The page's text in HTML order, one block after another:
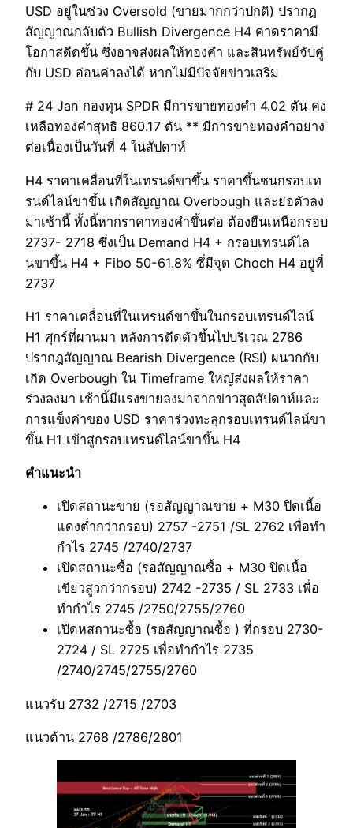
USD อยู่ในช่วง Oversold (ขายมากกว่าปกติ) ปรากฏ
สัญญาณกลับตัว Bullish Divergence H4 คาดราคามี
โอกาสดีดขึ้น ซึ่งอาจส่งผลให้ทองคำ และสินทรัพย์จับคู่
กับ USD อ่อนค่าลงได้ หากไม่มีปัจจัยข่าวเสริม
# 24 Jan กองทุน SPDR มีการขายทองคำ 4.02 ตัน คง
เหลือทองคำสุทธิ 860.17 ตัน ** มีการขายทองคำอย่าง
ต่อเนื่องเป็นวันที่ 4 ในสัปดาห์
H4 ราคาเคลื่อนที่ในเทรนด์ขาขึ้น ราคาขึ้นชนกรอบเท
รนด์ไลน์ขาขึ้น เกิดสัญญาณ Overbough และย่อตัวลง
มาเช้านี้ ทั้งนี้หากราคาทองคำขึ้นต่อ ต้องยืนเหนือกรอบ
2737- 2718 ซึ่งเป็น Demand H4 + กรอบเทรนด์ไล
นขาขึ้น H4 + Fibo 50-61.8% ซึ่มีจุด Choch H4 อยู่ที่
2737
H1 ราคาเคลื่อนที่ในเทรนด์ขาขึ้นในกรอบเทรนด์ไลน์
H1 ศุกร์ที่ผานมา หลังการดีดตัวขึ้นไปบริเวณ 2786
ปรากฎสัญญาณ Bearish Divergence (RSI) ผนวกกับ
เกิด Overbough ใน Timeframe ใหญ๋ส่งผลให้ราคา
ร่วงลงมา เช้านี้มีแรงขายลงมาจากข่าวสุดสัปดาห์และ
การแข็งค่าของ USD ราคาร่วงทะลุกรอบเทรนด์ไลน์ขา
ขึ้น H1 เข้าสู่กรอบเทรนด์ไลน์ขาขึ้น H4
คำแนะนำ
เปิดสถานะขาย (รอสัญญาณขาย + M30 ปิดเนื้อ
แดงต่ำกว่ากรอบ) 2757 -2751 /SL 2762 เพื่อทำ
กำไร 2745 /2740/2737
เปิดสถานะซื้อ (รอสัญญาณซื้อ + M30 ปิดเนื้อ
เขียวสูวกว่ากรอบ) 2742 -2735 / SL 2733 เพื่อ
ทำกำไร 2745 /2750/2755/2760
เปิดหสถานะซื้อ (รอสัญญาณซื้อ ) ที่กรอบ 2730-
2724 / SL 2725 เพื่อทำกำไร 2735
/2740/2745/2755/2760
แนวรับ 2732 /2715 /2703
แนวต้าน 2768 /2786/2801